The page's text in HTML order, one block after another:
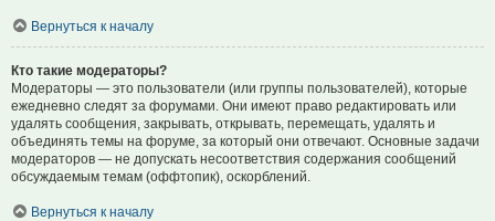
Вернуться к началу
Кто такие модераторы?
Модераторы — это пользователи (или группы пользователей), которые
ежедневно следят за форумами. Они имеют право редактировать или
удалять сообщения, закрывать, открывать, перемещать, удалять и
объединять темы на форуме, за который они отвечают. Основные задачи
модераторов — не допускать несоответствия содержания сообщений
обсуждаемым темам (оффтопик), оскорблений.
Вернуться к началу